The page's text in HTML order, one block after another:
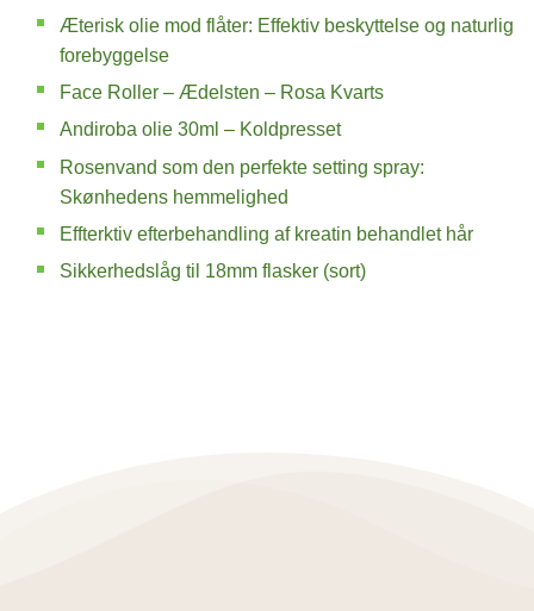
Æterisk olie mod flåter: Effektiv beskyttelse og naturlig
forebyggelse
Face Roller – Ædelsten – Rosa Kvarts
Andiroba olie 30ml – Koldpresset
Rosenvand som den perfekte setting spray:
Skønhedens hemmelighed
Effterktiv efterbehandling af kreatin behandlet hår
Sikkerhedslåg til 18mm flasker (sort)